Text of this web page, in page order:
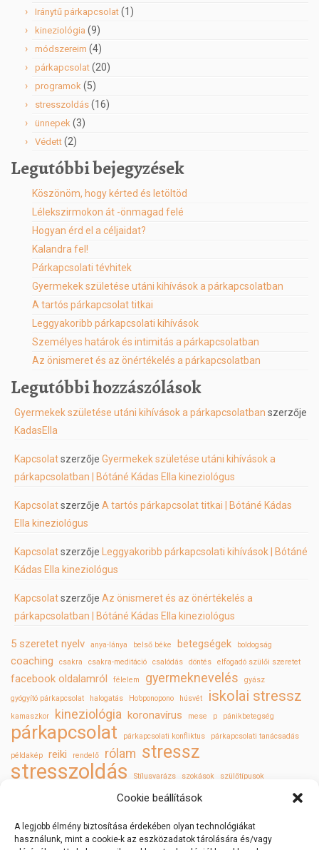
Cookie beállítások
A legjobb élmény biztosítása érdekében olyan technológiákat
használunk, mint a cookie-k az eszközadatok tárolására és/vagy
Iránytű párkapcsolat (1)
kineziológia (9)
módszereim (4)
párkapcsolat (20)
programok (5)
stresszoldás (16)
ünnepek (3)
Védett (2)
Legutóbbi bejegyzések
Köszönöm, hogy kérted és letöltöd
Lélekszirmokon át -önmagad felé
Hogyan érd el a céljaidat?
Kalandra fel!
Párkapcsolati tévhitek
Gyermekek születése utáni kihívások a párkapcsolatban
A tartós párkapcsolat titkai
Leggyakoribb párkapcsolati kihívások
Személyes határok és intimitás a párkapcsolatban
Az önismeret és az önértékelés a párkapcsolatban
Legutóbbi hozzászólások
Gyermekek születése utáni kihívások a párkapcsolatban szerzője
KadasElla
Kapcsolatszerzője Gyermekek születése utáni kihívások a
párkapcsolatban | Bótáné Kádas Ella kineziológus
Kapcsolatszerzője A tartós párkapcsolat titkai | Bótáné Kádas
Ella kineziológus
Kapcsolatszerzője Leggyakoribb párkapcsolati kihívások | Bótáné
Kádas Ella kineziológus
Kapcsolatszerzője Az önismeret és az önértékelés a
párkapcsolatban | Bótáné Kádas Ella kineziológus
5 szeretet nyelv anya-lánya belső béke betegségek boldogság
coaching csakra csakra-meditáció csalódás döntés elfogadó szülői szeretet
facebook oldalamról félelem gyermeknevelés
gyász
gyógyító párkapcsolat
halogatás Ho’oponopono húsvét iskolai stressz
kamaszkor kineziológia koronavírus mese p pánikbetegség
párkapcsolat párkapcsolati konfliktus párkapcsolati tanácsadás
példakép reiki rendelő rólam stressz
stresszoldás Stílusvarázs szokások
szülőtípusok
szűrővizsgálatok tükör törvényei